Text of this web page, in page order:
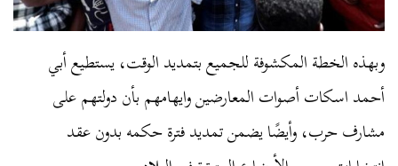
وبهذه الخطة المكشوفة للجميع بتمديد الوقت، يستطيع أبي
أحمد اسكات أصوات المعارضين وايهامهم بأن دولتهم على
مشارف حرب، وأيضًا يضمن تمديد فترة حكمه بدون عقد